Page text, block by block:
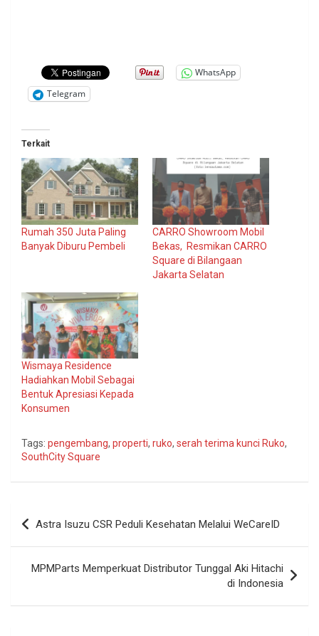
WhatsApp
Telegram
Terkait
Rumah 350 Juta Paling
Banyak Diburu Pembeli
CARRO Showroom Mobil
Bekas, Resmikan CARRO
Square di Bilangaan
Jakarta Selatan
Wismaya Residence
Hadiahkan Mobil Sebagai
Bentuk Apresiasi Kepada
Konsumen
Tags: pengembang, properti, ruko, serah terima kunci Ruko,
SouthCity Square
Navigasi
pos
Astra Isuzu CSR Peduli Kesehatan Melalui WeCareID
MPMParts Memperkuat Distributor Tunggal Aki Hitachi
di Indonesia